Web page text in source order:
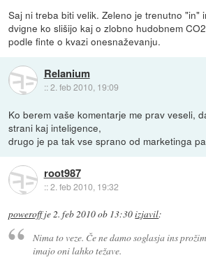
Saj ni treba biti velik. Zeleno je trenutno "in"
dvigne ko slišijo kaj o zlobno hudobnem
podle finte o kvazi onesnaževanju.
Relanium
::2. feb 2010, 19:09
Ko berem vaše komentarje me prav veseli,
strani kaj inteligence,
drugo je pa tak vse sprano od marketinga
root987
::2. feb 2010, 19:32
poweroffje2. feb 2010 ob 13:30izjavil:
Nima to veze. Če ne damo soglasja ins
imajo oni lahko težave.